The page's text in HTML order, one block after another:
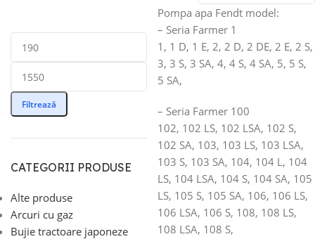
Filtrează
CATEGORII PRODUSE
Alte produse
Arcuri cu gaz
Bujie tractoare japoneze
Pompa apa Fendt model:
– Seria Farmer 1
1, 1 D, 1 E, 2, 2 D, 2 DE, 2 E, 2 S,
3, 3 S, 3 SA, 4, 4 S, 4 SA, 5, 5 S,
5 SA,
– Seria Farmer 100
102, 102 LS, 102 LSA, 102 S,
102 SA, 103, 103 LS, 103 LSA,
103 S, 103 SA, 104, 104 L, 104
LS, 104 LSA, 104 S, 104 SA, 105
LS, 105 S, 105 SA, 106, 106 LS,
106 LSA, 106 S, 108, 108 LS,
108 LSA, 108 S,